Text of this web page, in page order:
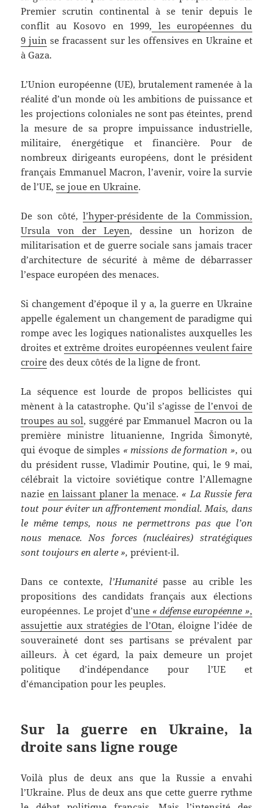
Premier scrutin continental à se tenir depuis le
conflit au Kosovo en 1999, les européennes du
9 juin se fracassent sur les offensives en Ukraine et
à Gaza.
L’Union européenne (UE), brutalement ramenée à la
réalité d’un monde où les ambitions de puissance et
les projections coloniales ne sont pas éteintes, prend
la mesure de sa propre impuissance industrielle,
militaire, énergétique et financière. Pour de
nombreux dirigeants européens, dont le président
français Emmanuel Macron, l’avenir, voire la survie
de l’UE,se joue en Ukraine.
De son côté, l’hyper-présidente de la Commission,
Ursula von der Leyen, dessine un horizon de
militarisation et de guerre sociale sans jamais tracer
d’architecture de sécurité à même de débarrasser
l’espace européen des menaces.
Si changement d’époque il y a, la guerre en Ukraine
appelle également un changement de paradigme qui
rompe avec les logiques nationalistes auxquelles les
droites etextrême droites européennes veulent faire
croire des deux côtés de la ligne de front.
La séquence est lourde de propos bellicistes qui
mènent à la catastrophe. Qu’il s’agisse de l’envoi de
troupes au sol, suggéré par Emmanuel Macron ou la
première ministre lituanienne, Ingrida Šimonytė,
qui évoque de simples « missions de formation », ou
du président russe, Vladimir Poutine, qui, le 9 mai,
célébrait la victoire soviétique contre l’Allemagne
nazie en laissant planer la menace. « La Russie fera
tout pour éviter un affrontement mondial. Mais, dans
le même temps, nous ne permettrons pas que l’on
nous menace. Nos forces (nucléaires) stratégiques
sont toujours en alerte »,prévient-il.
Dans ce contexte, l’Humanitépasse au crible les
propositions des candidats français aux élections
européennes. Le projet d’une « défense européenne »,
assujettie aux stratégies de l’Otan, éloigne l’idée de
souveraineté dont ses partisans se prévalent par
ailleurs. À cet égard, la paix demeure un projet
politique d’indépendance pour l’UE et
d’émancipation pour les peuples.
Sur la guerre en Ukraine, la
droite sans ligne rouge
Voilà plus de deux ans que la Russie a envahi
l’Ukraine. Plus de deux ans que cette guerre rythme